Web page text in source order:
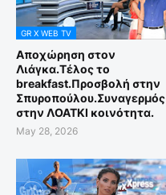
GR X WEB TV
Αποχώρηση στον
Λιάγκα.Τέλος το
breakfast.Προσβολή στην
Σπυροπούλου.Συναγερμός
στην ΛΟΑΤΚΙ κοινότητα.
May 28, 2026